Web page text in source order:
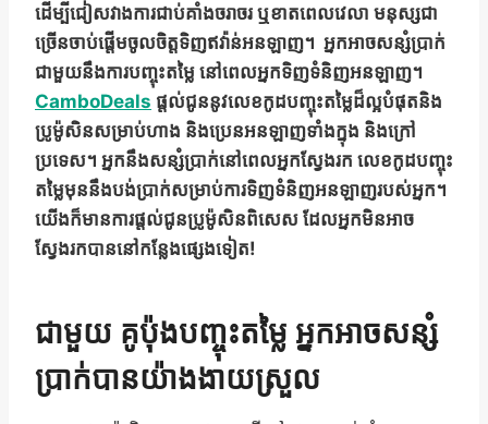
ដើម្បីជៀសវាងការជាប់គាំងចរាចរ ឬខាតពេលវេលា មនុស្សជា
ច្រើនចាប់ផ្តើមចូលចិត្តទិញឥវ៉ាន់អនឡាញ។ អ្នកអាចសន្សំប្រាក់
ជាមួយនឹងការបញ្ចុះតម្លៃ នៅពេលអ្នកទិញទំនិញអនឡាញ។
CamboDeals ផ្តល់ជូននូវលេខកូដបញ្ចុះតម្លៃដ៏ល្អបំផុតនិង
ប្រូម៉ូសិនសម្រាប់ហាង និងប្រេនអនឡាញទាំងក្នុង និងក្រៅ
ប្រទេស។ អ្នកនឹងសន្សំប្រាក់នៅពេលអ្នកស្វែងរក លេខកូដបញ្ចុះ
តម្លៃមុននឹងបង់ប្រាក់សម្រាប់ការទិញទំនិញអនឡាញរបស់អ្នក។
យើងក៏មានការផ្តល់ជូនប្រូម៉ូសិនពិសេស ដែលអ្នកមិនអាច
ស្វែងរកបាននៅកន្លែងផ្សេងទៀត!
ជាមួយ គូប៉ុងបញ្ចុះតម្លៃ អ្នកអាចសន្សំ
ប្រាក់បានយ៉ាងងាយស្រួល